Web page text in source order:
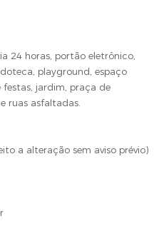
24 horas, portão eletrônico,
playground, espaço
jardim, praça de
ruas asfaltadas.
a alteração sem aviso prévio)